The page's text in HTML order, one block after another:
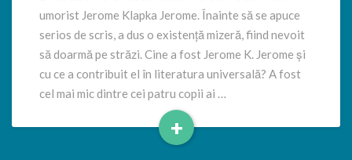
umorist Jerome Klapka Jerome. Înainte să se apuce
serios de scris, a dus o existență mizeră, fiind nevoit
să doarmă pe străzi. Cine a fost Jerome K. Jerome și
cu ce a contribuit el în literatura universală? A fost
cel mai mic dintre cei patru copii ai …
+
Read